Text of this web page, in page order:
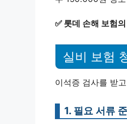
✅ 롯데 손해 보험
실비 보험
이석증 검사를 받
1. 필요 서류